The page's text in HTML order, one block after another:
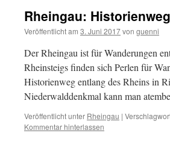
Rheingau:
Veröffentlicht am 3. Juni 2017von guenni
Der Rheingau ist für Wanderungen
Rheinsteigs finden sich Perlen für
Historienweg entlang des Rheins in
Niederwalddenkmal kann man
Veröffentlicht unter Rheingau |
Kommentar hinterlassen